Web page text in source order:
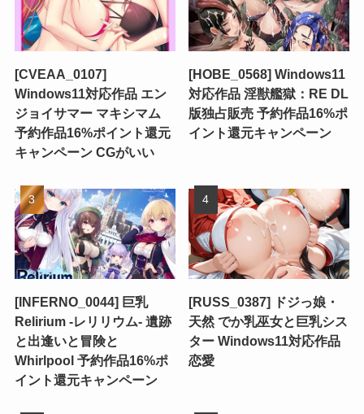
[CVEAA_0107]
Windows11対応作品 エン
ジョイサマー マキシマム
予約作品16%ポイント還元
キャンペーン CGがいい
[HOBE_0568] Windows11
対応作品 淫獣艦獄：RE DL
版独占販売 予約作品16%ポ
イント還元キャンペーン
[INFERNO_0044] 巨乳
Relirium ‐レリリウム‐ 遺跡
と出逢いと冒険と
Whirlpool 予約作品16%ポ
イント還元キャンペーン
[RUSS_0387] ドジっ娘・
天然 でか乳巫女と巨乳シス
ター Windows11対応作品
恋愛